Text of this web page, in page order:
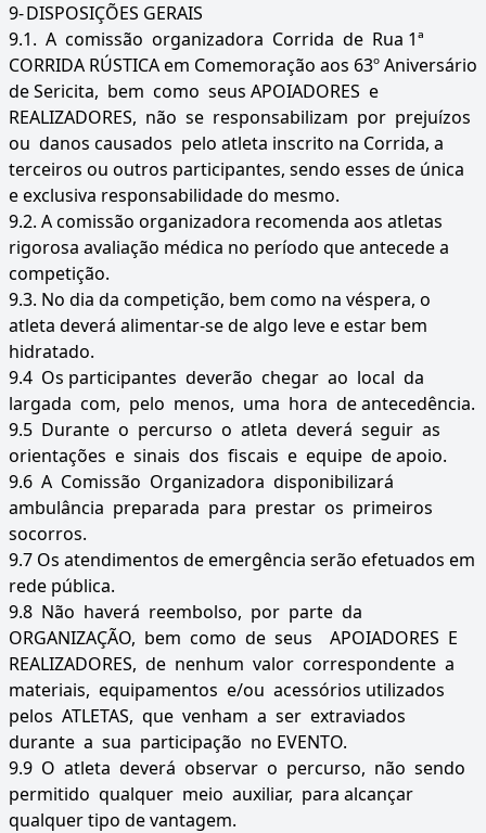
9-DISPOSIÇÕES GERAIS
9.1. A comissão organizadora Corrida de Rua 1ª
CORRIDA RÚSTICA em Comemoração aos 63º Aniversário
de Sericita, bem como seus APOIADORES e
REALIZADORES, não se responsabilizam por prejuízos
ou danos causados pelo atleta inscrito na Corrida, a
terceiros ou outros participantes, sendo esses de única
e exclusiva responsabilidade do mesmo.
9.2. A comissão organizadora recomenda aos atletas
rigorosa avaliação médica no período que antecede a
competição.
9.3. No dia da competição, bem como na véspera, o
atleta deverá alimentar-se de algo leve e estar bem
hidratado.
9.4 Os participantes deverão chegar ao local da
largada com, pelo menos, uma hora de antecedência.
9.5 Durante o percurso o atleta deverá seguir as
orientações e sinais dos fiscais e equipe de apoio.
9.6 A Comissão Organizadora disponibilizará
ambulância preparada para prestar os primeiros
socorros.
9.7 Os atendimentos de emergência serão efetuados em
rede pública.
9.8 Não haverá reembolso, por parte da
ORGANIZAÇÃO, bem como de seus APOIADORES E
REALIZADORES, de nenhum valor correspondente a
materiais, equipamentos e/ou acessórios utilizados
pelos ATLETAS, que venham a ser extraviados
durante a sua participação no EVENTO.
9.9 O atleta deverá observar o percurso, não sendo
permitido qualquer meio auxiliar, para alcançar
qualquer tipo de vantagem.